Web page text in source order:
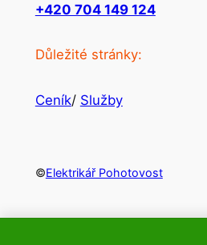
+420 704 149 124
Důležité stránky:
Ceník/ Služby
©Elektrikář Pohotovost